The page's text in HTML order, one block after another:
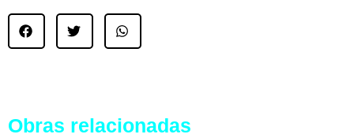
Obras relacionadas